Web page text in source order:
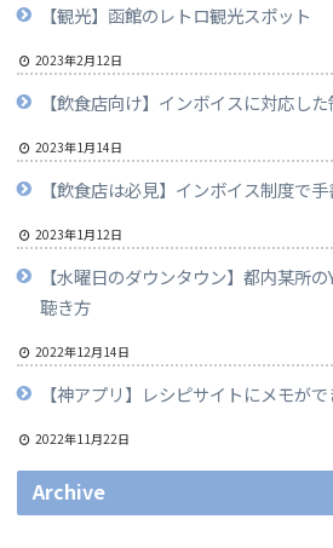
【観光】函館のレトロ観光スポット
2023年2月12日
【飲食店向け】インボイスに対応し
2023年1月14日
【飲食店は必見】インボイス制度で
2023年1月12日
【水曜日のダウンタウン】都内某所
聴き方
2022年12月14日
【神アプリ】レシピサイトにメモが
2022年11月22日
Archive